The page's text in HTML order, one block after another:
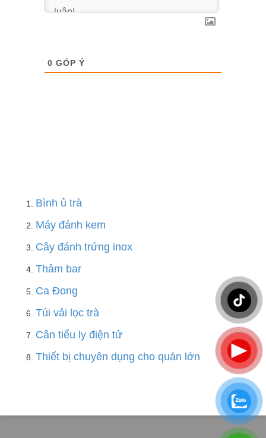
0 GÓP Ý
Bình ủ trà
Máy đánh kem
Cây đánh trứng inox
Thảm bar
Ca Đong
Túi vải lọc trà
Cân tiểu ly điện tử
Thiết bị chuyên dụng cho quán lớn